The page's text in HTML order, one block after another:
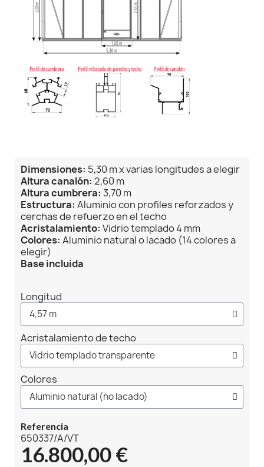
Dimensiones: 5,30 m x varias longitudes a elegir
Altura canalón: 2,60 m
Altura cumbrera: 3,70 m
Estructura: Aluminio con profiles reforzados y
cerchas de refuerzo en el techo
Acristalamiento: Vidrio templado 4 mm
Colores: Aluminio natural o lacado (14 colores a
elegir)
Base incluida
Longitud
Acristalamiento de techo
Colores
Referencia
650337/A/VT
16.800,00 €